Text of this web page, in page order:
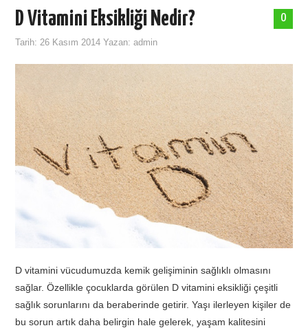
GENEL
ASTROLOJI
TATIL
TÜRKÇE
REHBERLIK
0
D Vitamini Eksikliği Nedir?
Tarih: 26 Kasım 2014 Yazan:admin
D vitamini vücudumuzda kemik gelişiminin sağlıklı olmasını
sağlar. Özellikle çocuklarda görülen D vitamini eksikliği çeşitli
sağlık sorunlarını da beraberinde getirir. Yaşı ilerleyen kişiler de
bu sorun artık daha belirgin hale gelerek, yaşam kalitesini